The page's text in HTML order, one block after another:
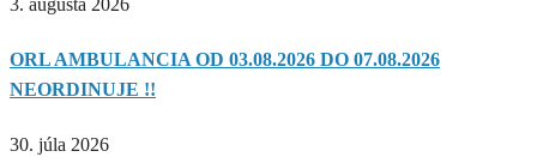
ORL AMBULANCIA OD 03.08.2026 DO 07.08.2026
NEORDINUJE !!
30. júla 2026